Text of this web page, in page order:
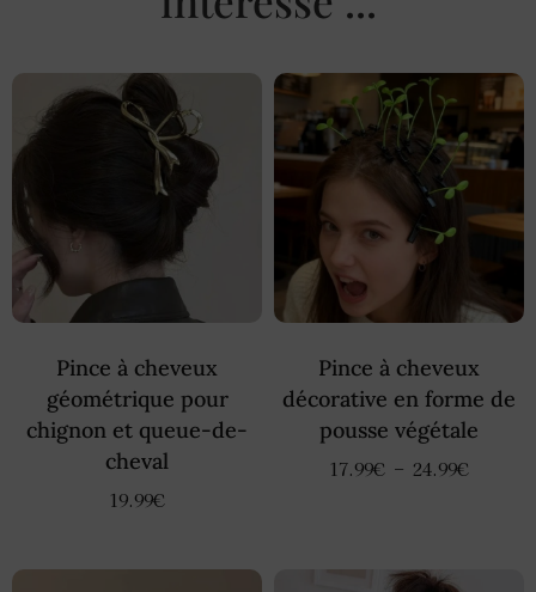
Pince à cheveux
géométrique pour
chignon et queue-de-
cheval
19.99€
Pince à cheveux
décorative en forme de
pousse végétale
17.99€ – 24.99€